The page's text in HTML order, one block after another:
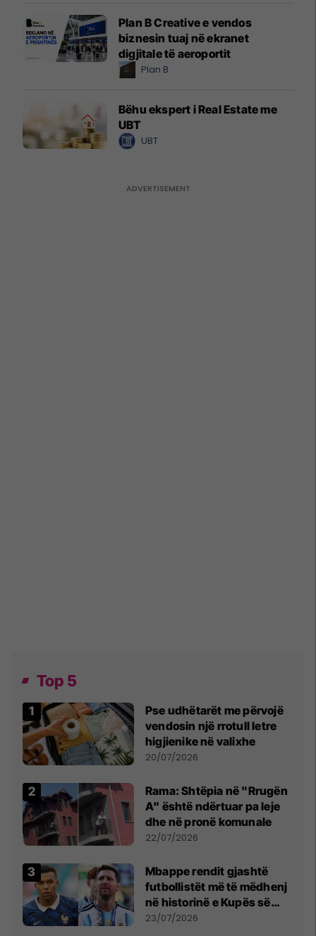
Plan B Creative e vendos
biznesin tuaj në ekranet
digjitale të aeroportit
Plan B
Bëhu ekspert i Real Estate me
UBT
UBT
Top 5
Pse udhëtarët me përvojë
vendosin një rrotull letre
higjienike në valixhe
20/07/2026
Rama: Shtëpia në "Rrugën
A" është ndërtuar pa leje
dhe në pronë komunale
22/07/2026
Mbappe rendit gjashtë
futbollistët më të mëdhenj
në historinë e Kupës së
Botës, Messi mbetet i dyti
23/07/2026